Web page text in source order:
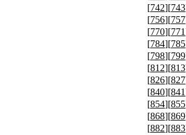
[742][743
[756][757
[770][771
[784][785
[798][799
[812][813
[826][827
[840][841
[854][855
[868][869
[882][883